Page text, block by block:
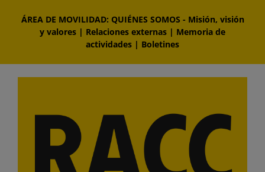
contenido
ÁREA DE MOVILIDAD: QUIÉNES SOMOS - Misión, visión
y valores | Relaciones externas | Memoria de
actividades | Boletines